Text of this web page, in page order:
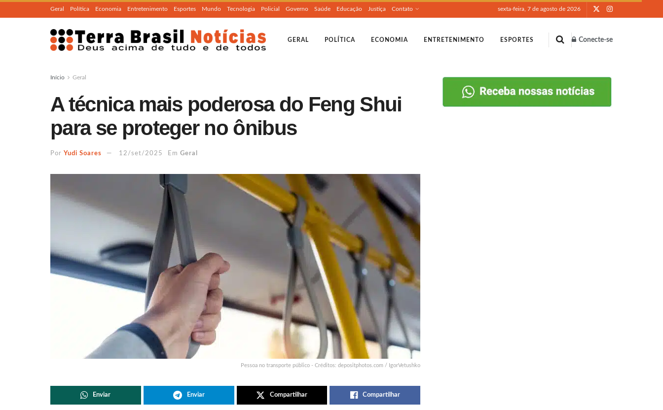
Geral Política Economia Entretenimento Esportes Mundo Tecnologia Policial Governo Saúde Educação Justiça Contato sexta-feira, 7 de agosto de 2026
GERAL POLÍTICA ECONOMIA ENTRETENIMENTO ESPORTES Conecte-se
Início Geral
A técnica mais poderosa do Feng Shui
para se proteger no ônibus
Por Yudi Soares 12/set/2025 Em Geral
Pessoa no transporte público - Créditos: depositphotos.com / IgorVetushko
Enviar Enviar Compartilhar Compartilhar